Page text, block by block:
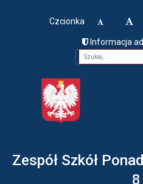
Czcionka
Informacja
Fraza
Zespół Szkół
8